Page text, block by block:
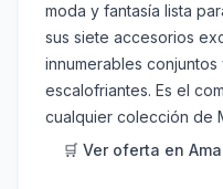
moda y fantasía lista
sus siete accesorios
innumerables
escalofriantes. Es el
cualquier colección de
🛒 Ver oferta en